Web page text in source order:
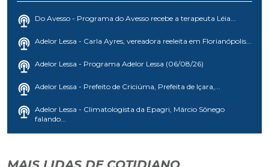
Do Avesso - Programa do Avesso recebe a terapeuta Léia...
Adelor Lessa - Carla Ayres, vereadora reeleita em Florianópolis...
Adelor Lessa - Programa Adelor Lessa (06/08/26)
Adelor Lessa - Prefeito de Criciúma, Prefeita de Içara,...
Adelor Lessa - Climatologista da Epagri, Márcio Sônego
falando...